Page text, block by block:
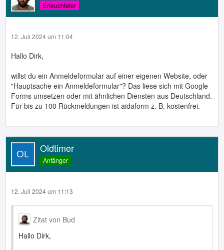
Erleuchteter
12. Juli 2024 um 11:04
Hallo Dirk,
willst du ein Anmeldeformular auf einer eigenen Website, oder
"Hauptsache ein Anmeldeformular"? Das liese sich mit Google
Forms umsetzen oder mit ähnlichen Diensten aus Deutschland.
Für bis zu 100 Rückmeldungen ist aidaform z. B. kostenfrei.
Oldtimer
Anfänger
12. Juli 2024 um 11:13
Zitat von Bud
Hallo Dirk,